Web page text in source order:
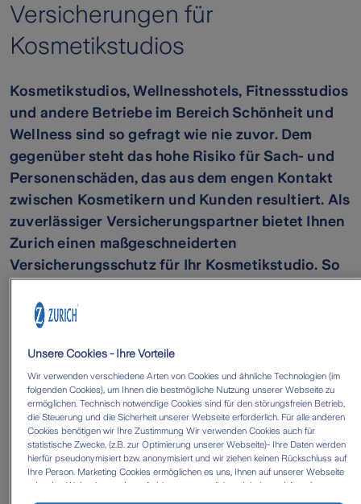
Versicherungen für
Kosmetikstudios
Kosmetikstudios, Wellnesshotels, Fitnessstudios
und andere Betriebe im Bereich Schönheit und
Wellness sind so gefragt wie nie zuvor. Dem
gegenüber steht das hohe Risiko für Sach- und
Personenschäden, das aus dem engen Kontakt
zwischen Kosmetikern und Kunden resultiert. Als
zuverlässiger Versicherungspartner bietet Ihnen
Zurich einen maßgeschneiderten
Versicherungsschutz für Ihr Kosmetikstudio. So
individuellen Berufsrisiken.
Inhaltsverzeichnis
Das Wichtigste auf einen Blick
Als Besitzer eines Kosmetikstudios gut
versichert
Unsere Cookies - Ihre Vorteile
Wir verwenden verschiedene Arten von Cookies und ähnliche Technologien (im
folgenden Cookies), um Ihnen die bestmögliche Nutzung unserer Webseite zu
ermöglichen. Technisch notwendige Cookies sind für den störungsfreien Betrieb,
die Steuerung und die Sicherheit unserer Webseite erforderlich. Für alle anderen
Cookies benötigen wir Ihre Zustimmung Wir verwenden Cookies auch für
statistische Zwecke, (z.B. zur Optimierung unserer Webseite)- Ihre Daten werden
hierfür pseudonymisiert bzw. anonymisiert und wir ziehen keinen Rückschluss auf
Ihre Person. Marketing Cookies ermöglichen es uns, Ihnen auf unserer Webseite
oder den Webseiten anderer Anbieter, personalisierte Inhalte und Angebote zur